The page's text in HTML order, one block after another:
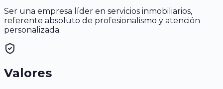
Ser una empresa líder en servicios inmobiliarios,
referente absoluto de profesionalismo y atención
personalizada.
Valores